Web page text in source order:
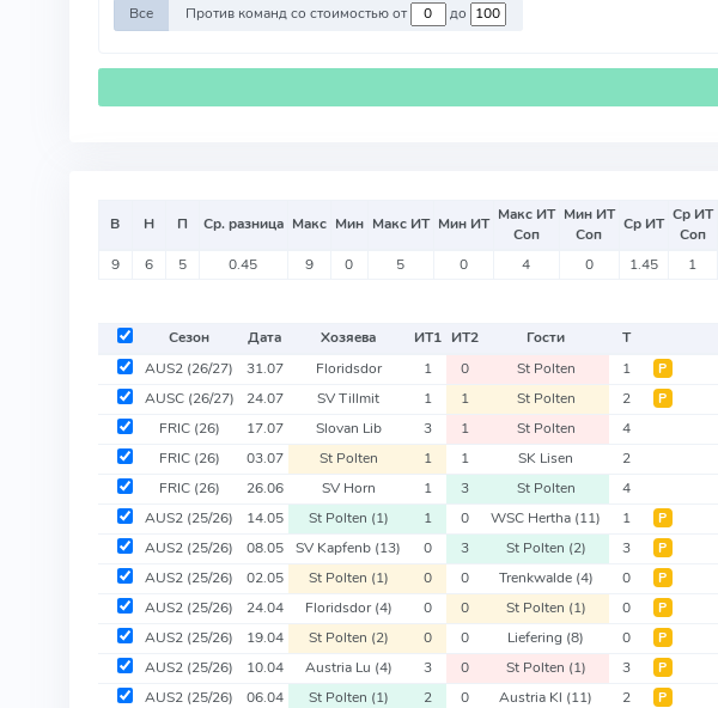
Все Против команд со стоимостью от до
В Н П Ср. разница Макс Мин Макс ИТ Мин ИТ Макс ИТ
Соп
Мин ИТ
Соп
Ср ИТ Ср ИТ
Соп
9 6 5 0.45 9 0 5 0 4 0 1.45 1
Сезон Дата Хозяева ИТ1 ИТ2 Гости Т
AUS2 (26/27) 31.07 Floridsdor 1 0 St Polten 1 Р
AUSC (26/27) 24.07 SV Tillmit 1 1 St Polten 2 Р
FRIC (26) 17.07 Slovan Lib 3 1 St Polten 4
FRIC (26) 03.07 St Polten 1 1 SK Lisen 2
FRIC (26) 26.06 SV Horn 1 3 St Polten 4
AUS2 (25/26) 14.05 St Polten (1) 1 0 WSC Hertha (11) 1 Р
AUS2 (25/26) 08.05 SV Kapfenb (13) 0 3 St Polten (2) 3 Р
AUS2 (25/26) 02.05 St Polten (1) 0 0 Trenkwalde (4) 0 Р
AUS2 (25/26) 24.04 Floridsdor(4) 0 0 St Polten (1) 0 Р
AUS2 (25/26) 19.04 St Polten (2) 0 0 Liefering (8) 0 Р
AUS2 (25/26) 10.04 Austria Lu (4) 3 0 St Polten (1) 3 Р
AUS2 (25/26) 06.04 St Polten (1) 2 0 Austria Kl (11) 2 Р